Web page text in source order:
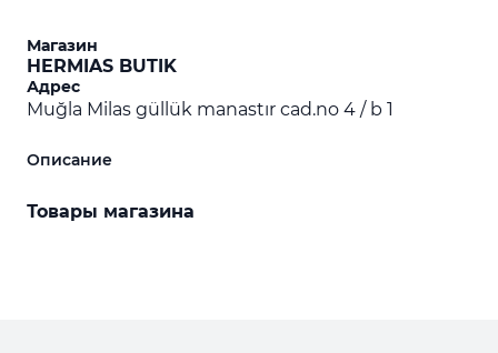
Магазин
HERMIAS BUTIK
Адрес
Muğla Milas güllük manastır cad.no 4 / b 1
Описание
Товары магазина